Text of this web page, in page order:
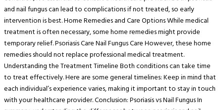
and nail fungus can lead to complications if not treated, so early
intervention is best. Home Remedies and Care Options While medical
treatment is often necessary, some home remedies might provide
temporary relief. Psoriasis Care Nail Fungus Care However, these home
remedies should not replace professional medical treatment.
Understanding the Treatment Timeline Both conditions can take time
to treat effectively. Here are some general timelines: Keep in mind that
each individual’s experience varies, making it important to stay in touch
with your healthcare provider. Conclusion: Psoriasis vs Nail Fungus In